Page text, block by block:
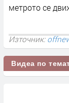
метрото се
Източник:
Видеа по